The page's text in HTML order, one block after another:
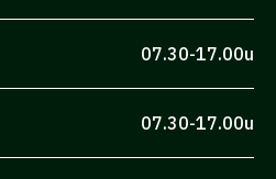
07.30-17.00u
07.30-17.00u